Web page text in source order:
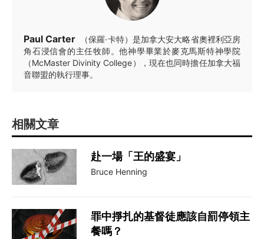
Paul Carter
（保羅·卡特）是加拿大安大略省奧裡利亞房
角石浸信會的主任牧師。他神學畢業於麥克馬斯特神學院
（McMaster Divinity College），現在也同時擔任加拿大福
音聯盟的執行理事。
相關文章
赴一場「王的盛宴」
Bruce Henning
罪中掙扎的基督徒應該自罰停領主
餐嗎？